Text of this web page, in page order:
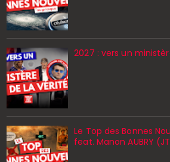
2027 : vers un
Le Top des Bonnes
feat. Manon AUBRY